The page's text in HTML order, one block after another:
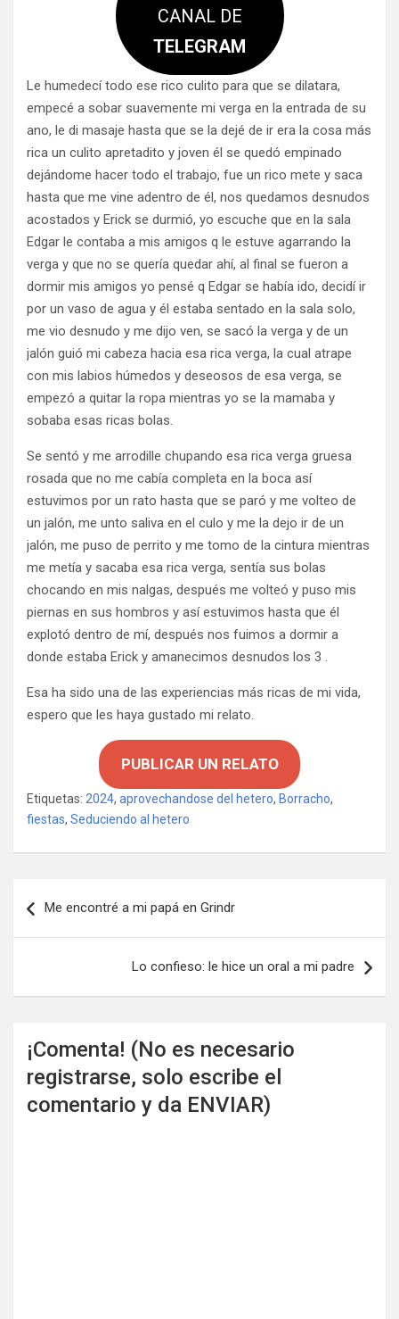
CANAL DE
TELEGRAM
Le humedecí todo ese rico culito para que se dilatara,
empecé a sobar suavemente mi verga en la entrada de su
ano, le di masaje hasta que se la dejé de ir era la cosa más
rica un culito apretadito y joven él se quedó empinado
dejándome hacer todo el trabajo, fue un rico mete y saca
hasta que me vine adentro de él, nos quedamos desnudos
acostados y Erick se durmió, yo escuche que en la sala
Edgar le contaba a mis amigos q le estuve agarrando la
verga y que no se quería quedar ahí, al final se fueron a
dormir mis amigos yo pensé q Edgar se había ido, decidí ir
por un vaso de agua y él estaba sentado en la sala solo,
me vio desnudo y me dijo ven, se sacó la verga y de un
jalón guió mi cabeza hacia esa rica verga, la cual atrape
con mis labios húmedos y deseosos de esa verga, se
empezó a quitar la ropa mientras yo se la mamaba y
sobaba esas ricas bolas.
Se sentó y me arrodille chupando esa rica verga gruesa
rosada que no me cabía completa en la boca así
estuvimos por un rato hasta que se paró y me volteo de
un jalón, me unto saliva en el culo y me la dejo ir de un
jalón, me puso de perrito y me tomo de la cintura mientras
me metía y sacaba esa rica verga, sentía sus bolas
chocando en mis nalgas, después me volteó y puso mis
piernas en sus hombros y así estuvimos hasta que él
explotó dentro de mí, después nos fuimos a dormir a
donde estaba Erick y amanecimos desnudos los 3 .
Esa ha sido una de las experiencias más ricas de mi vida,
espero que les haya gustado mi relato.
PUBLICAR UN RELATO
Etiquetas: 2024, aprovechandose del hetero, Borracho,
fiestas, Seduciendo al hetero
de
Me encontré a mi papá en Grindr
Lo confieso: le hice un oral a mi padre
¡Comenta! (No es necesario
registrarse, solo escribe el
comentario y da ENVIAR)